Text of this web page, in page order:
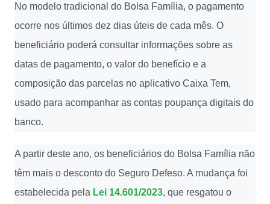
No modelo tradicional do Bolsa Família, o pagamento
ocorre nos últimos dez dias úteis de cada mês. O
beneficiário poderá consultar informações sobre as
datas de pagamento, o valor do benefício e a
composição das parcelas no aplicativo Caixa Tem,
usado para acompanhar as contas poupança digitais do
banco.
A partir deste ano, os beneficiários do Bolsa Família não
têm mais o desconto do Seguro Defeso. A mudança foi
estabelecida pela Lei 14.601/2023, que resgatou o